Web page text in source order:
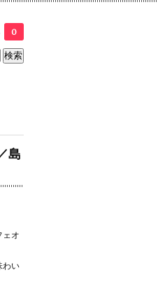
0
島
ェオ
わい